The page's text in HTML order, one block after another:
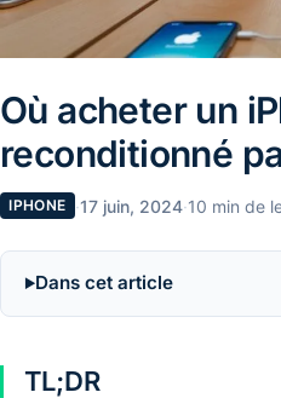
Où acheter un
reconditionné
IPHONE ·17 juin, 2024·10 min de
Dans cet article
TL;DR